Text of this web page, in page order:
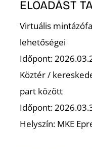
ELŐADÁST
Virtuális
lehetőségei
Időpont:
Köztér /
part között
Időpont:
Helyszín: MKE